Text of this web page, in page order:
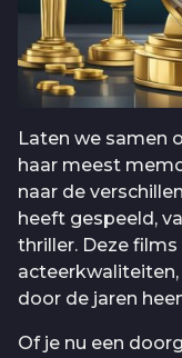
Laten we samen
haar meest
naar de
heeft gespeeld,
thriller. Deze
door de jaren
Of je nu een